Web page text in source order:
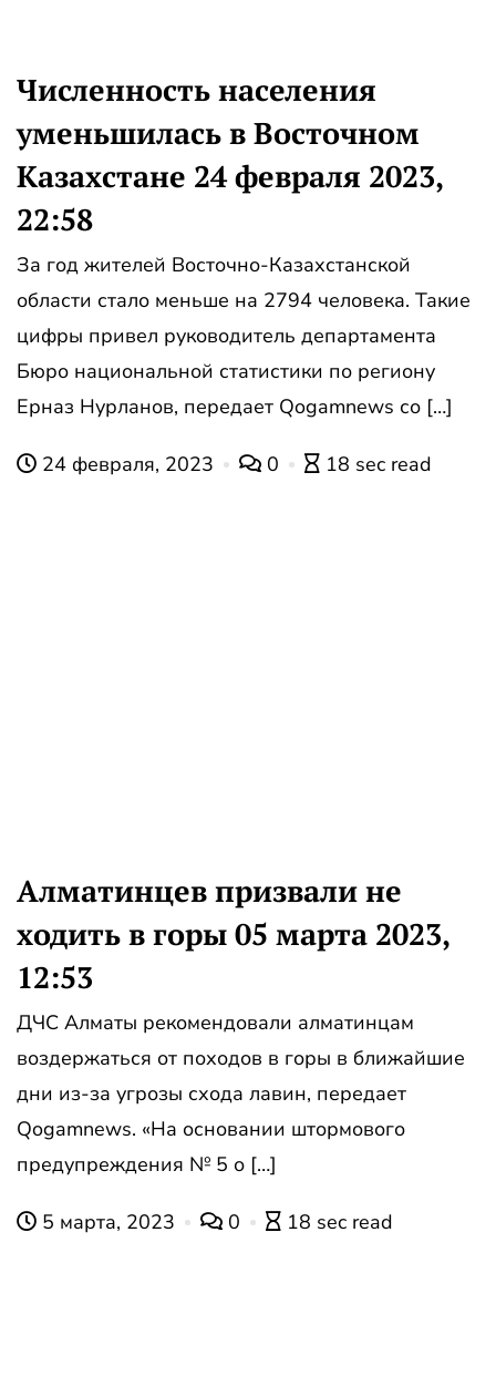
Численность населения
уменьшилась в Восточном
Казахстане 24 февраля 2023,
22:58
За год жителей Восточно-Казахстанской
области стало меньше на 2794 человека. Такие
цифры привел руководитель департамента
Бюро национальной статистики по региону
Ерназ Нурланов, передает Qogamnews со […]
24 февраля, 2023 0 18 sec read
Алматинцев призвали не
ходить в горы 05 марта 2023,
12:53
ДЧС Алматы рекомендовали алматинцам
воздержаться от походов в горы в ближайшие
дни из-за угрозы схода лавин, передает
Qogamnews. «На основании штормового
предупреждения № 5 о […]
5 марта, 2023 0 18 sec read